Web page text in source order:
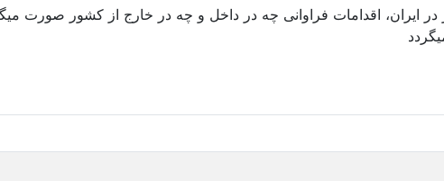
ایران، اقدامات فراوانی چه در داخل و چه در خارج از کشور صورت